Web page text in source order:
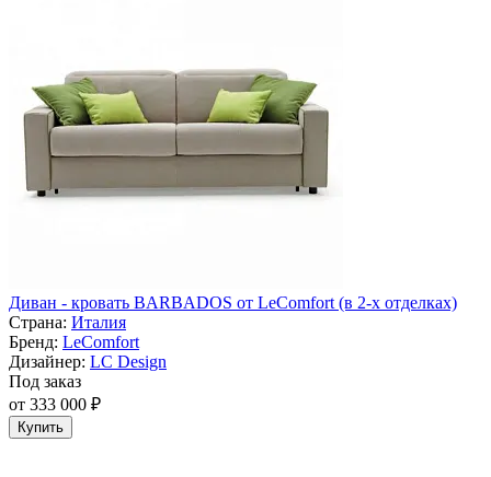
Диван - кровать BARBADOS от LeComfort (в 2-х отделках)
Страна: Италия
Бренд: LeComfort
Дизайнер: LC Design
Под заказ
от 333 000 ₽
Купить